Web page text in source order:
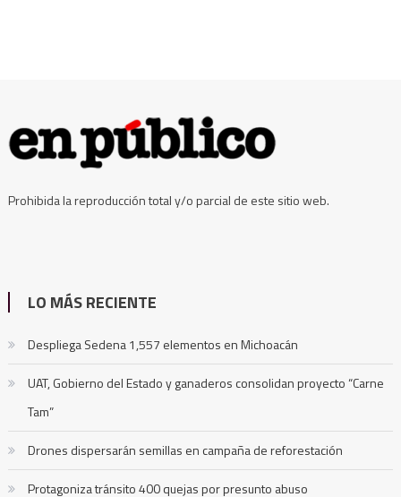
Prohibida la reproducción total y/o parcial de este sitio web.
LO MÁS RECIENTE
Despliega Sedena 1,557 elementos en Michoacán
UAT, Gobierno del Estado y ganaderos consolidan proyecto “Carne
Tam”
Drones dispersarán semillas en campaña de reforestación
Protagoniza tránsito 400 quejas por presunto abuso